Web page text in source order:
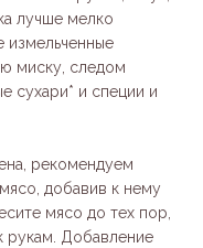
лучше мелко
измельченные
миску, следом
сухари* и специи и
рекомендуем
добавив к нему
мясо до тех пор,
рукам. Добавление